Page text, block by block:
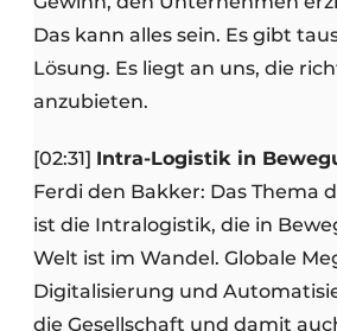
Das kann alles sein. Es gibt
Lösung. Es liegt an uns, die
anzubieten.
[02:31] Intra-Logistik in
Ferdi den Bakker: Das Thema
ist die Intralogistik, die in
Welt ist im Wandel. Globale
Digitalisierung und
die Gesellschaft und damit